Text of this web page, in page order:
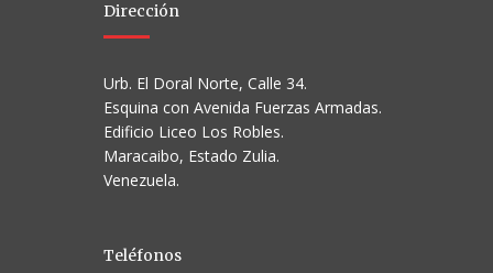
Dirección
Urb. El Doral Norte, Calle 34.
Esquina con Avenida Fuerzas Armadas.
Edificio Liceo Los Robles.
Maracaibo, Estado Zulia.
Venezuela.
Teléfonos